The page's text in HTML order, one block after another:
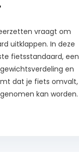
vraagt om
uitklappen. In deze
fietsstandaard, een
en
dat je fiets omvalt,
kan worden.